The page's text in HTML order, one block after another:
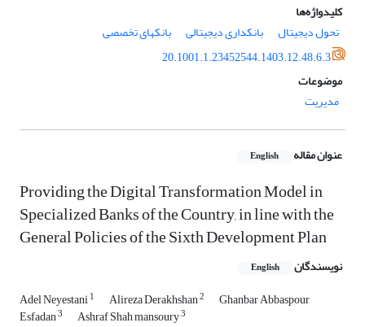
کلیدواژه‌ها
تحول دیجیتال
بانکداری دیجیتالی
بانکهای تخصصی
20.1001.1.23452544.1403.12.48.6.3
موضوعات
مدیریت
عنوان مقاله English
Providing the Digital Transformation Model in
Specialized Banks of the Country, in line with the
General Policies of the Sixth Development Plan
نویسندگان English
Adel Neyestani1 Alireza Derakhshan2 Ghanbar Abbaspour
Esfadan3 Ashraf Shah mansoury3